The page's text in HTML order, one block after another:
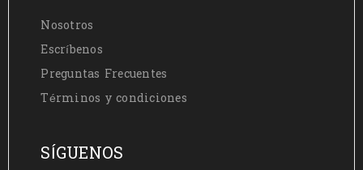
Nosotros
Escríbenos
Preguntas Frecuentes
Términos y condiciones
SÍGUENOS